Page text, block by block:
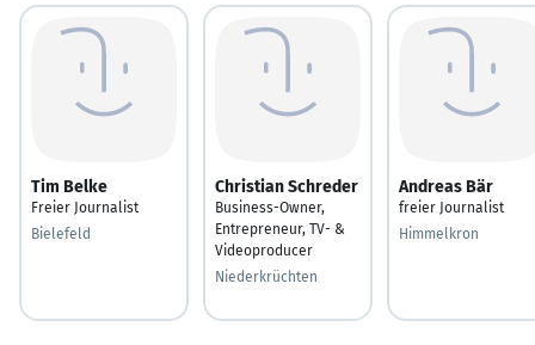
Tim Belke
Freier Journalist
Bielefeld
Christian Schreder
Business-Owner,
Entrepreneur, TV- &
Videoproducer
Niederkrüchten
Andreas Bär
freier Journalist
Himmelkron